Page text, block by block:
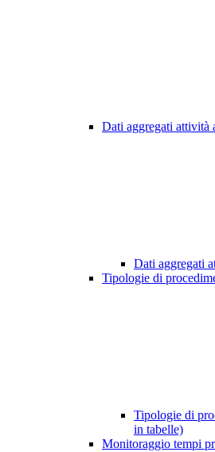
Dati aggregati attività
Dati aggregati
Tipologie di
Tipologie di
in tabelle)
Monitoraggio tempi